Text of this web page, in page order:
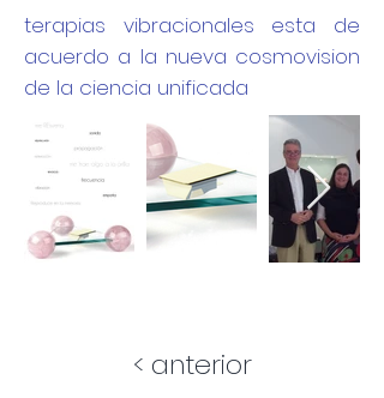
terapias vibracionales esta de
acuerdo a la nueva cosmovision
de la ciencia unificada
< anterior